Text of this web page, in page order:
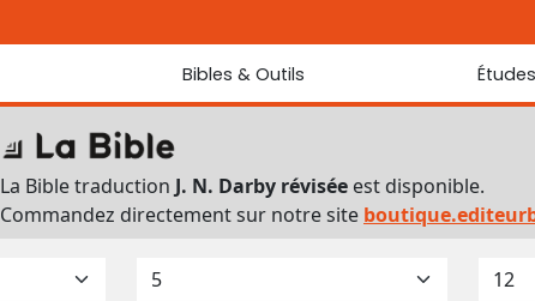
Bibles & Outils
Bibles
Traduction J. N. Darby révisée
Traduction J. N. Darby
Ancien Testament interlinéaire
La Bible traduction J. N. Darby révisée est disponible.
Commandez directement sur notre site